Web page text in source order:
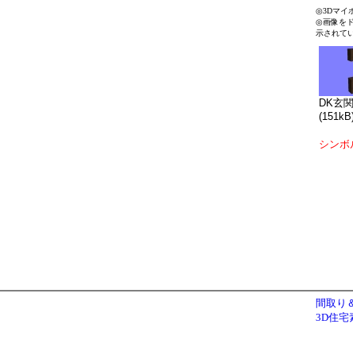
◎3Dマイ
◎画像を
示されて
DK玄
シンボ
間取り
3D住宅